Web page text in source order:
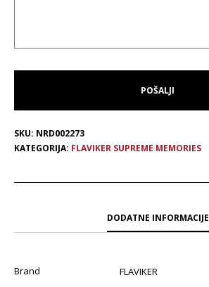
SKU: NRD002273
KATEGORIJA: FLAVIKER SUPREME MEMORIES
DODATNE INFORMACIJE
Brand FLAVIKER